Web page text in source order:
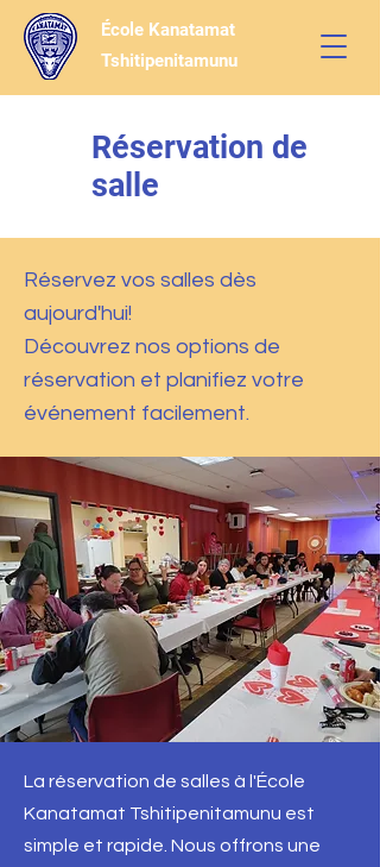
École Kanatamat
Tshitipenitamunu
Réservation de
salle
Réservez vos salles dès
aujourd'hui!
Découvrez nos options de
réservation et planifiez votre
événement facilement.
La réservation de salles à l'École
Kanatamat Tshitipenitamunu est
simple et rapide. Nous offrons une